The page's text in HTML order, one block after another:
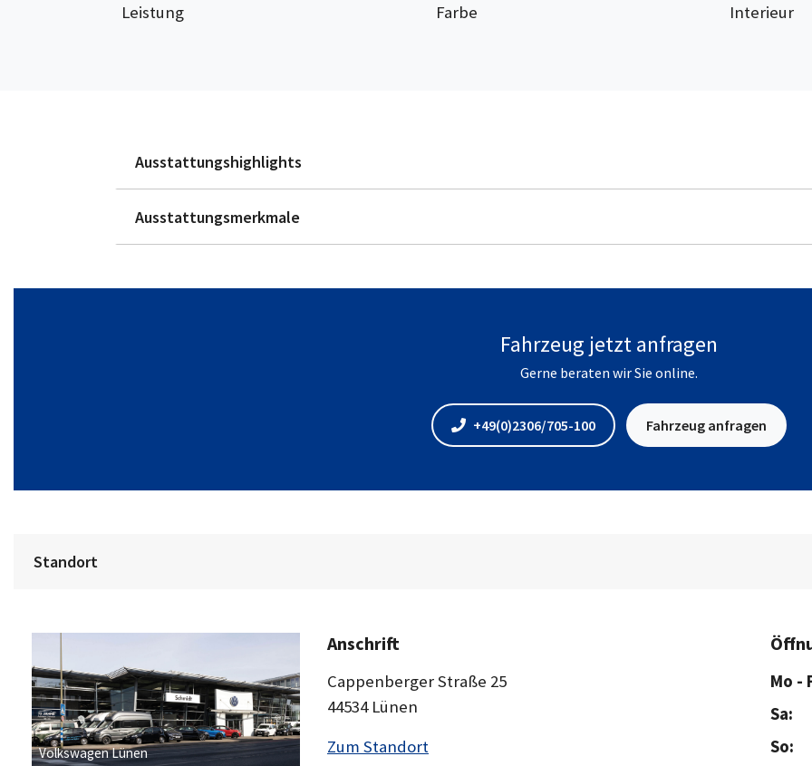
Leistung: Farbe Interieur
Ausstattungshighlights
Ausstattungsmerkmale
Fahrzeug jetzt anfragen
Gerne beraten wir Sie online.
+49(0)2306/705-100 Fahrzeug anfragen
Standort
Volkswagen Lünen
Anschrift
Cappenberger Straße 25
44534 Lünen
Zum Standort
Mo -
Sa:
So: